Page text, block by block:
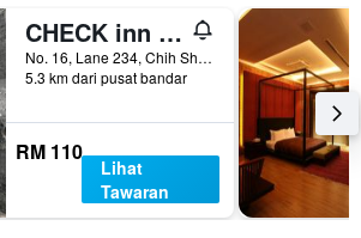
CHECK inn Express Taichung Fengchia
No. 16, Lane 234, Chih Shan Road, Taichung City, Taiwan
5.3 km dari pusat bandar
RM 110
Lihat
Tawaran